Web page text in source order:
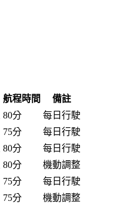
航程時間
備註
80分
每日行駛
75分
每日行駛
80分
每日行駛
80分
機動調整
75分
每日行駛
75分 機動調整